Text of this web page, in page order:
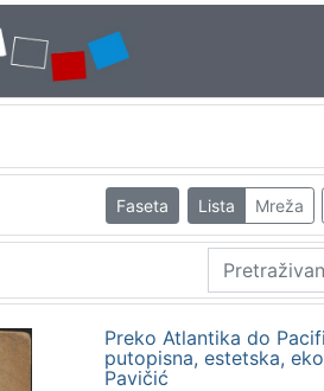
Faseta Lista Mreža
Preko Atlantika do
putopisna, estetska,
Pavičić